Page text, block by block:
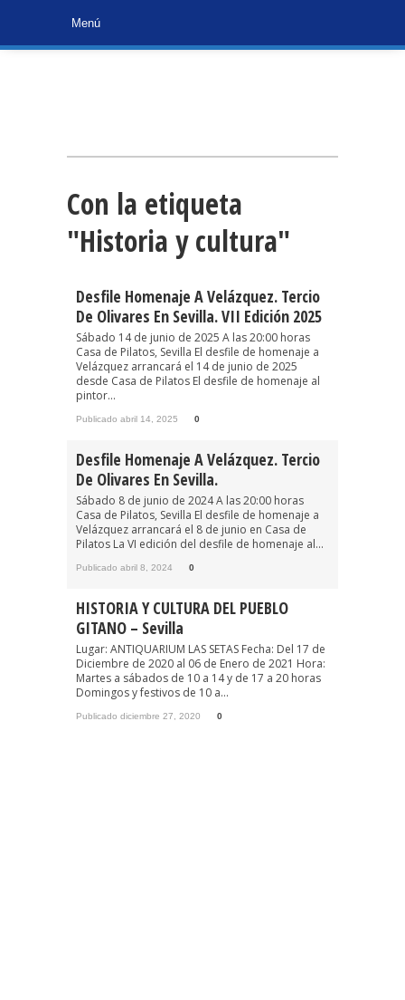
Con la etiqueta
"Historia y cultura"
Desfile Homenaje A Velázquez. Tercio
De Olivares En Sevilla. VII Edición 2025
Sábado 14 de junio de 2025 A las 20:00 horas
Casa de Pilatos, Sevilla El desfile de homenaje a
Velázquez arrancará el 14 de junio de 2025
desde Casa de Pilatos El desfile de homenaje al
pintor...
Publicado abril 14, 2025 0
Desfile Homenaje A Velázquez. Tercio
De Olivares En Sevilla.
Sábado 8 de junio de 2024 A las 20:00 horas
Casa de Pilatos, Sevilla El desfile de homenaje a
Velázquez arrancará el 8 de junio en Casa de
Pilatos La VI edición del desfile de homenaje al...
Publicado abril 8, 2024 0
HISTORIA Y CULTURA DEL PUEBLO
GITANO – Sevilla
Lugar: ANTIQUARIUM LAS SETAS Fecha: Del 17 de
Diciembre de 2020 al 06 de Enero de 2021 Hora:
Martes a sábados de 10 a 14 y de 17 a 20 horas
Domingos y festivos de 10 a...
Publicado diciembre 27, 2020 0